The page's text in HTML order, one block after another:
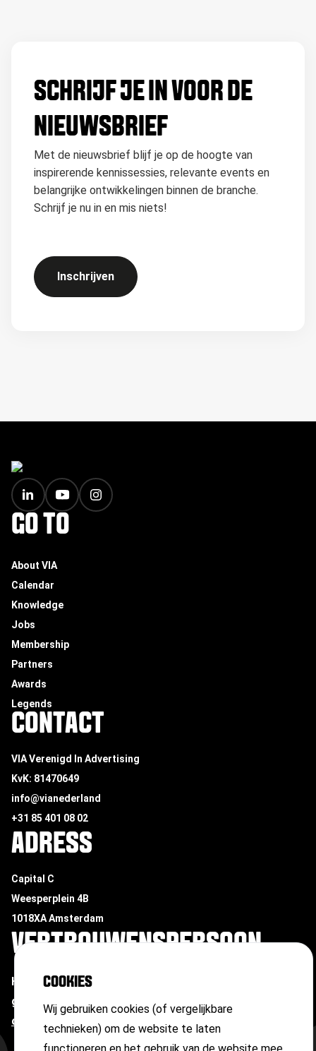
COOKIES
Wij gebruiken cookies (of vergelijkbare
technieken) om de website te laten
SCHRIJF JE IN VOOR DE
NIEUWSBRIEF
Met de nieuwsbrief blijf je op de hoogte van
inspirerende kennissessies, relevante events en
belangrijke ontwikkelingen binnen de branche.
Schrijf je nu in en mis niets!
Inschrijven
FOOTER
GO TO
About VIA
Calendar
Knowledge
Jobs
Membership
Partners
Awards
Legends
CONTACT
VIA Verenigd In Advertising
KvK: 81470649
info@vianederland
+31 85 401 08 02
ADRESS
Capital C
Weesperplein 4B
1018XA Amsterdam
VERTROUWENSPERSOON
Heb je te maken met ongewenste omgangsvormen of
grensoverschrijdend gedrag?
Neem contact op met
onze vertrouwenspersoon